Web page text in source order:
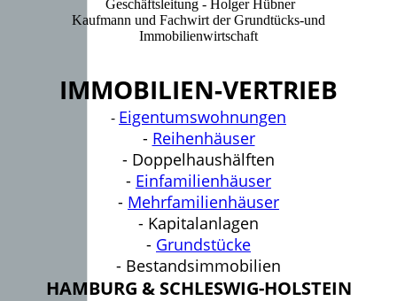
Geschäftsleitung - Holger Hübner
Kaufmann und Fachwirt der Grundtücks-und
Immobilienwirtschaft
IMMOBILIEN-VERTRIEB
- Eigentumswohnungen
- Reihenhäuser
- Doppelhaushälften
- Einfamilienhäuser
- Mehrfamilienhäuser
- Kapitalanlagen
- Grundstücke
- Bestandsimmobilien
HAMBURG & SCHLESWIG-HOLSTEIN